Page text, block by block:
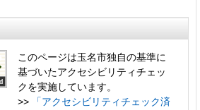
このページは玉名市独自の基準に
基づいたアクセシビリティチェッ
クを実施しています。
>>
「アクセシビリティチェック済